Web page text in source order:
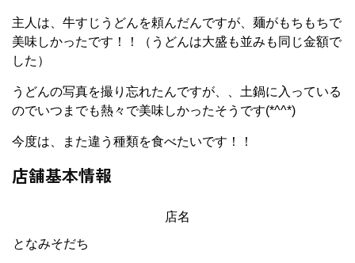
主人は、牛すじうどんを頼んだんですが、麺がもちもちで
美味しかったです！！（うどんは大盛も並みも同じ金額で
した）
うどんの写真を撮り忘れたんですが、、土鍋に入っている
のでいつまでも熱々で美味しかったそうです(*^^*)
今度は、また違う種類を食べたいです！！
店舗基本情報
店名
となみそだち